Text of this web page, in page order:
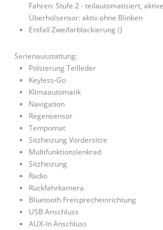
Fahren: Stufe 2 - teilautomatisiert,
Überholsensor: aktiv ohne Blinken
Entfall Zweifarblackierung ()
Serienausstattung:
Polsterung Teilleder
Keyless-Go
Klimaautomatik
Navigation
Regensensor
Tempomat
Sitzheizung Vordersitze
Multifunktionslenkrad
Sitzheizung
Radio
Rückfahrkamera
Bluetooth Freisprecheinrichtung
USB Anschluss
AUX-In Anschluss